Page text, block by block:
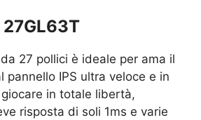
27 pollici è ideale per ama il
pannello IPS ultra veloce e in
giocare in totale libertà,
risposta di soli 1ms e varie